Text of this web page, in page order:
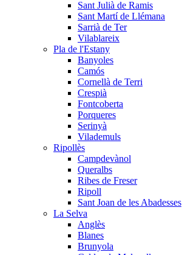
Sant Julià de Ramis
Sant Martí de Llémana
Sarrià de Ter
Vilablareix
Pla de l'Estany
Banyoles
Camós
Cornellà de Terri
Crespià
Fontcoberta
Porqueres
Serinyà
Vilademuls
Ripollès
Campdevànol
Queralbs
Ribes de Freser
Ripoll
Sant Joan de les Abadesses
La Selva
Anglès
Blanes
Brunyola